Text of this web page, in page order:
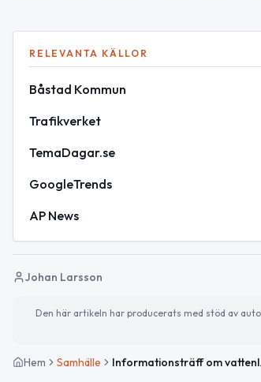
RELEVANTA KÄLLOR
Båstad Kommun
Trafikverket
TemaDagar.se
GoogleTrends
AP News
Johan Larsson
Den här artikeln har producerats med stöd av
Hem Samhälle